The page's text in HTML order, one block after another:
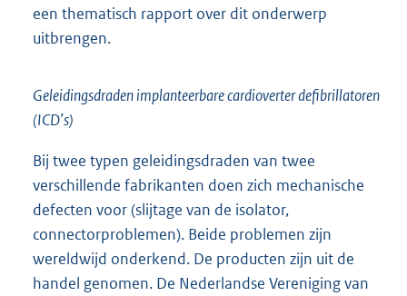
een thematisch rapport over dit onderwerp
uitbrengen.
Geleidingsdraden implanteerbare cardioverter defibrillatoren
(ICD’s)
Bij twee typen geleidingsdraden van twee
verschillende fabrikanten doen zich mechanische
defecten voor (slijtage van de isolator,
connectorproblemen). Beide problemen zijn
wereldwijd onderkend. De producten zijn uit de
handel genomen. De Nederlandse Vereniging van